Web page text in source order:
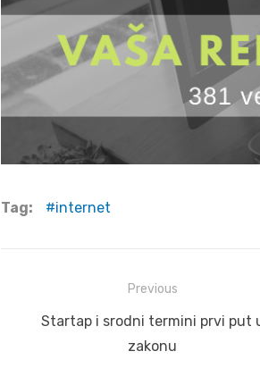
Tag: internet
navigation
Previous
Previous
Startap i srodni termini prvi put
zakonu